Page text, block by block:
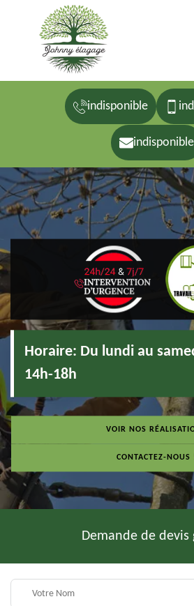
indisponible
indisponible
Horaire: Du lundi au
14h-18h
VOIR NOS
CONTACTEZ-NOUS
Demande de